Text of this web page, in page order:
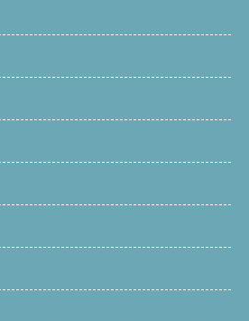
p { font-size: 16px; color: #333;
1.5; } /* ボタン共通設定 */ .vertical-
inline-block; font-weight: bold; font-
link-block .service-button {
color: #fff; } .vertical-link-block
0.9; } .vertical-link-block .price-
{ #scroll-bar { padding: 10px 8px; }
a { font-size: 14px; padding: 12px
function() { const
scrollBar.classList.add('show'); } else {
} if(window.scrollY > 200) {
} else {